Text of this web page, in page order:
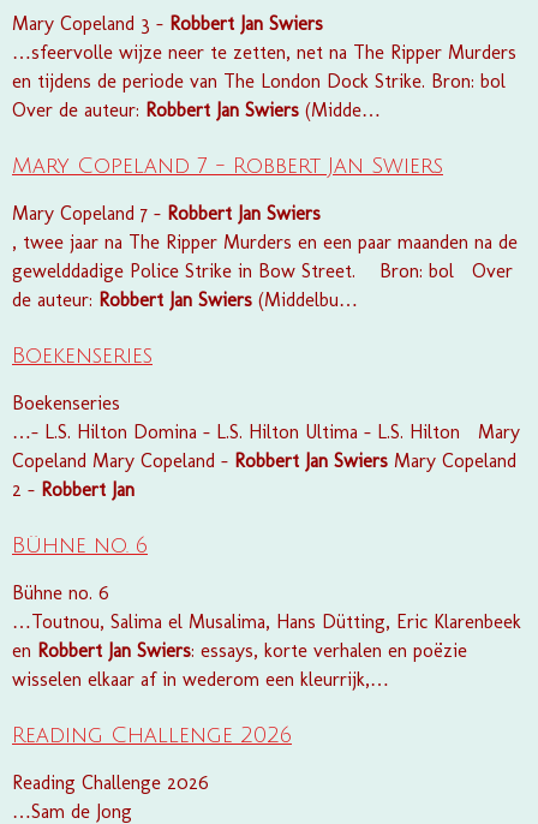
Mary Copeland 3 - Robbert Jan Swiers
…sfeervolle wijze neer te zetten, net na The Ripper Murders
en tijdens de periode van The London Dock Strike. Bron: bol
Over de auteur: Robbert Jan Swiers (Midde…
Mary Copeland 7 - Robbert Jan Swiers
Mary Copeland 7 - Robbert Jan Swiers
, twee jaar na The Ripper Murders en een paar maanden na de
gewelddadige Police Strike in Bow Street. Bron: bol Over
de auteur: Robbert Jan Swiers (Middelbu…
Boekenseries
Boekenseries
…- L.S. Hilton Domina - L.S. Hilton Ultima - L.S. Hilton Mary
Copeland Mary Copeland - Robbert Jan Swiers Mary Copeland
2 - Robbert Jan
Bühne no. 6
Bühne no. 6
…Toutnou, Salima el Musalima, Hans Dütting, Eric Klarenbeek
en Robbert Jan Swiers: essays, korte verhalen en poëzie
wisselen elkaar af in wederom een kleurrijk,…
Reading Challenge 2026
Reading Challenge 2026
…Sam de Jong